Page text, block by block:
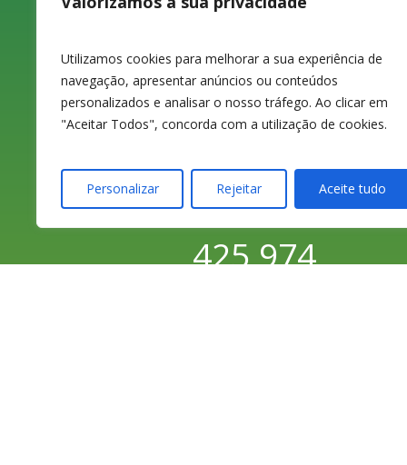
Utilizamos cookies para melhorar a sua experiência de
navegação, apresentar anúncios ou conteúdos
personalizados e analisar o nosso tráfego. Ao clicar em
"Aceitar Todos", concorda com a utilização de cookies.
Personalizar Rejeitar Aceite tudo
3080-070 Figueira
da Foz
233 420 141 / 233
425 974